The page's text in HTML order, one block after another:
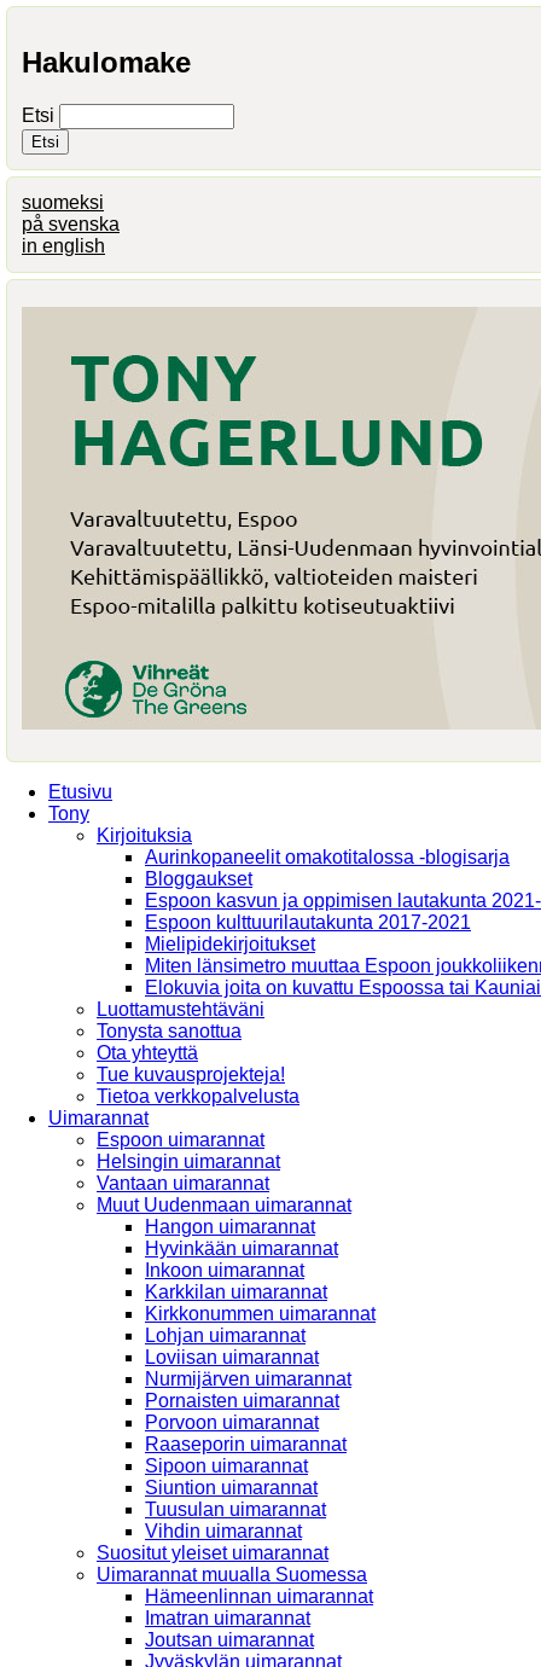
Hakulomake
Etsi
suomeksi
på svenska
in english
Etusivu
Tony
Kirjoituksia
Aurinkopaneelit omakotitalossa -blogisarja
Bloggaukset
Espoon kasvun ja oppimisen lautakunta
Espoon kulttuurilautakunta 2017-2021
Mielipidekirjoitukset
Miten länsimetro muuttaa Espoon
Elokuvia joita on kuvattu Espoossa tai
Luottamustehtäväni
Tonysta sanottua
Ota yhteyttä
Tue kuvausprojekteja!
Tietoa verkkopalvelusta
Uimarannat
Espoon uimarannat
Helsingin uimarannat
Vantaan uimarannat
Muut Uudenmaan uimarannat
Hangon uimarannat
Hyvinkään uimarannat
Inkoon uimarannat
Karkkilan uimarannat
Kirkkonummen uimarannat
Lohjan uimarannat
Loviisan uimarannat
Nurmijärven uimarannat
Pornaisten uimarannat
Porvoon uimarannat
Raaseporin uimarannat
Sipoon uimarannat
Siuntion uimarannat
Tuusulan uimarannat
Vihdin uimarannat
Suositut yleiset uimarannat
Uimarannat muualla Suomessa
Hämeenlinnan uimarannat
Imatran uimarannat
Joutsan uimarannat
Jyväskylän uimarannat